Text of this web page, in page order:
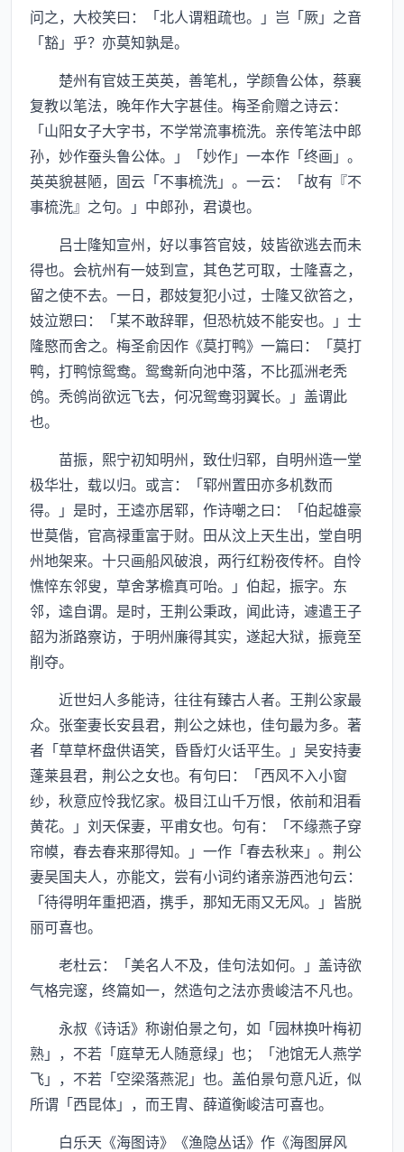
问之，大校笑曰：「北人谓粗疏也。」岂「厥」之音
「豁」乎？亦莫知孰是。
楚州有官妓王英英，善笔札，学颜鲁公体，蔡襄
复教以笔法，晚年作大字甚佳。梅圣俞赠之诗云：
「山阳女子大字书，不学常流事梳洗。亲传笔法中郎
孙，妙作蚕头鲁公体。」「妙作」一本作「终画」。
英英貌甚陋，固云「不事梳洗」。一云：「故有『不
事梳洗』之句。」中郎孙，君谟也。
吕士隆知宣州，好以事笞官妓，妓皆欲逃去而未
得也。会杭州有一妓到宣，其色艺可取，士隆喜之，
留之使不去。一日，郡妓复犯小过，士隆又欲笞之，
妓泣愬曰：「某不敢辞罪，但恐杭妓不能安也。」士
隆愍而舍之。梅圣俞因作《莫打鸭》一篇曰：「莫打
鸭，打鸭惊鸳鸯。鸳鸯新向池中落，不比孤洲老秃
鸧。秃鸧尚欲远飞去，何况鸳鸯羽翼长。」盖谓此
也。
苗振，熙宁初知明州，致仕归郓，自明州造一堂
极华壮，载以归。或言：「郓州置田亦多机数而
得。」是时，王逵亦居郓，作诗嘲之曰：「伯起雄豪
世莫偕，官高禄重富于财。田从汶上天生出，堂自明
州地架来。十只画船风破浪，两行红粉夜传杯。自怜
憔悴东邻叟，草舍茅檐真可咍。」伯起，振字。东
邻，逵自谓。是时，王荆公秉政，闻此诗，遽遣王子
韶为浙路察访，于明州廉得其实，遂起大狱，振竟至
削夺。
近世妇人多能诗，往往有臻古人者。王荆公家最
众。张奎妻长安县君，荆公之妹也，佳句最为多。著
者「草草杯盘供语笑，昏昏灯火话平生。」吴安持妻
蓬莱县君，荆公之女也。有句曰：「西风不入小窗
纱，秋意应怜我忆家。极目江山千万恨，依前和泪看
黄花。」刘天保妻，平甫女也。句有：「不缘燕子穿
帘幙，春去春来那得知。」一作「春去秋来」。荆公
妻吴国夫人，亦能文，尝有小词约诸亲游西池句云：
「待得明年重把酒，携手，那知无雨又无风。」皆脱
丽可喜也。
老杜云：「美名人不及，佳句法如何。」盖诗欲
气格完邃，终篇如一，然造句之法亦贵峻洁不凡也。
永叔《诗话》称谢伯景之句，如「园林换叶梅初
熟」，不若「庭草无人随意绿」也；「池馆无人燕学
飞」，不若「空梁落燕泥」也。盖伯景句意凡近，似
所谓「西昆体」，而王胄、薛道衡峻洁可喜也。
白乐天《海图诗》《渔隐丛话》作《海图屏风